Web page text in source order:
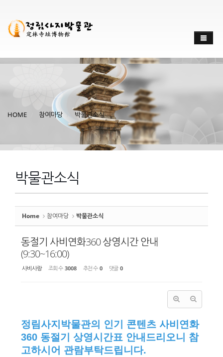
HOME 참여마당 박물관소식
박물관소식
Home 참여마당 박물관소식
동절기 사비연화360 상영시간 안내
(9:30~16:00)
사비사랑 조회 수 3008 추천 수 0 댓글 0
정림사지박물관의 인기 콘텐츠 사비연화
360 동절기 상영시간표 안내드리오니 참
고하시어 관람부탁드립니다.
스케치북5
스케치북5